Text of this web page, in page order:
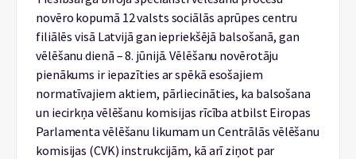
novēro kopumā 12 valsts sociālās aprūpes centru
filiālēs visā Latvijā gan iepriekšējā balsošanā, gan
vēlēšanu dienā – 8. jūnijā. Vēlēšanu novērotāju
pienākums ir iepazīties ar spēkā esošajiem
normatīvajiem aktiem, pārliecināties, ka balsošana
un iecirkņa vēlēšanu komisijas rīcība atbilst Eiropas
Parlamenta vēlēšanu likumam un Centrālās vēlēšanu
komisijas (CVK) instrukcijām, kā arī ziņot par